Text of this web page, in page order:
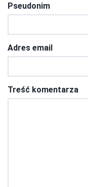
Pseudonim
Adres email
Treść komentarza